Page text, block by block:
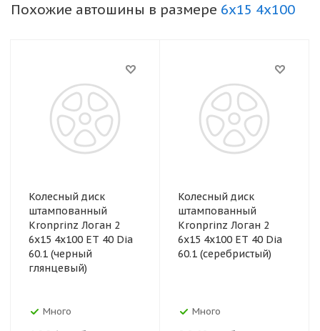
Похожие автошины в размере 6x15 4x100
Колесный диск
штампованный
Kronprinz Логан 2
6x15 4x100 ET 40 Dia
60.1 (черный
глянцевый)
Много
Колесный диск
штампованный
Kronprinz Логан 2
6x15 4x100 ET 40 Dia
60.1 (серебристый)
Много